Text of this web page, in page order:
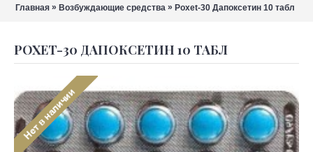
Главная » Возбуждающие средства » Poxet-30 Дапоксетин 10 табл
POXET-30 ДАПОКСЕТИН 10 ТАБЛ